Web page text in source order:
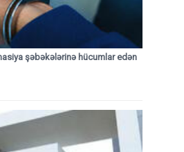
şəbəkələrinə hücumlar edən